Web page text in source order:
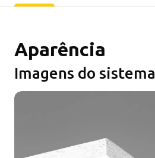
Aparência
Imagens do sistema